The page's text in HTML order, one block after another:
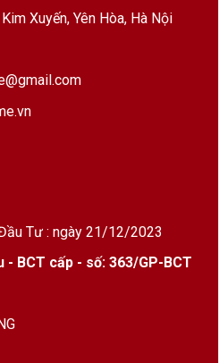
Xuyến, Yên Hòa, Hà Nội
Tư : ngày 21/12/2023
- BCT cấp - số: 363/GP-BCT